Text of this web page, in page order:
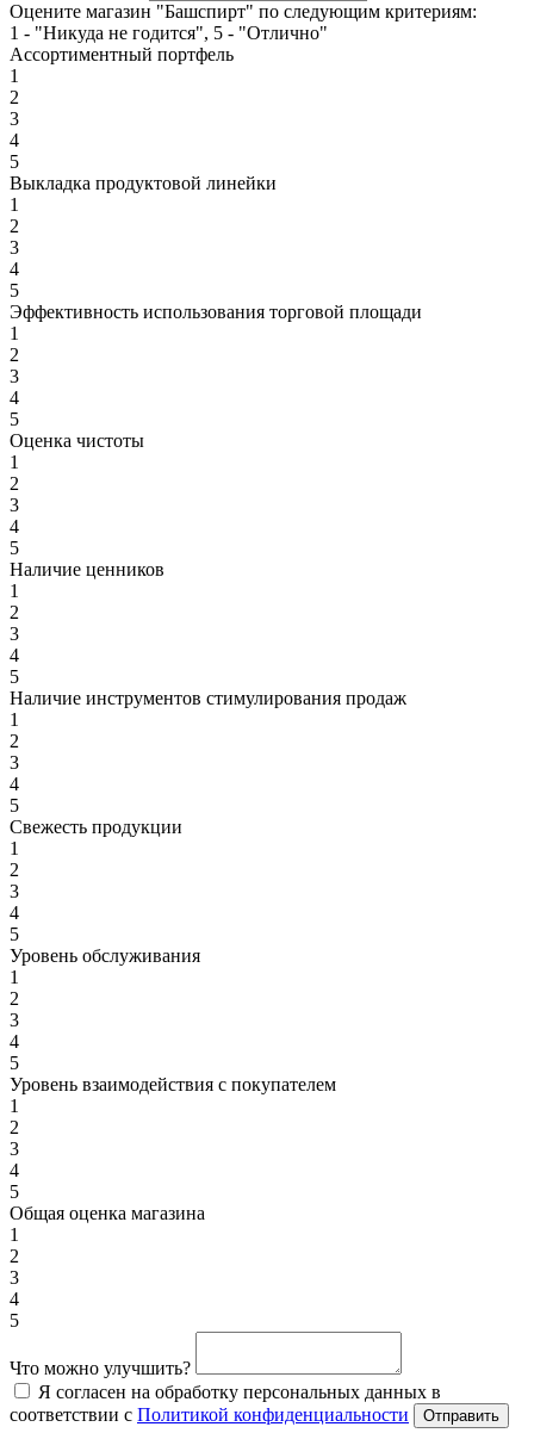
Оцените магазин "Башспирт" по следующим критериям:
1 - "Никуда не годится", 5 - "Отлично"
Ассортиментный портфель
1
2
3
4
5
Выкладка продуктовой линейки
1
2
3
4
5
Эффективность использования торговой площади
1
2
3
4
5
Оценка чистоты
1
2
3
4
5
Наличие ценников
1
2
3
4
5
Наличие инструментов стимулирования продаж
1
2
3
4
5
Свежесть продукции
1
2
3
4
5
Уровень обслуживания
1
2
3
4
5
Уровень взаимодействия с покупателем
1
2
3
4
5
Общая оценка магазина
1
2
3
4
5
Что можно улучшить?
Я согласен на обработку персональных данных в
соответствии с Политикой конфиденциальности Отправить